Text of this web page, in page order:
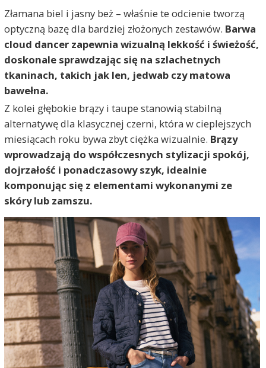
Złamana biel i jasny beż – właśnie te odcienie tworzą
optyczną bazę dla bardziej złożonych zestawów. Barwa
cloud dancer zapewnia wizualną lekkość i świeżość,
doskonale sprawdzając się na szlachetnych
tkaninach, takich jak len, jedwab czy matowa
bawełna.
Z kolei głębokie brązy i taupe stanowią stabilną
alternatywę dla klasycznej czerni, która w cieplejszych
miesiącach roku bywa zbyt ciężka wizualnie. Brązy
wprowadzają do współczesnych stylizacji spokój,
dojrzałość i ponadczasowy szyk, idealnie
komponując się z elementami wykonanymi ze
skóry lub zamszu.